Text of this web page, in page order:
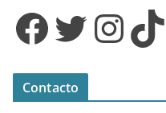
Facebook Twitter InstagramTikTok
Contacto